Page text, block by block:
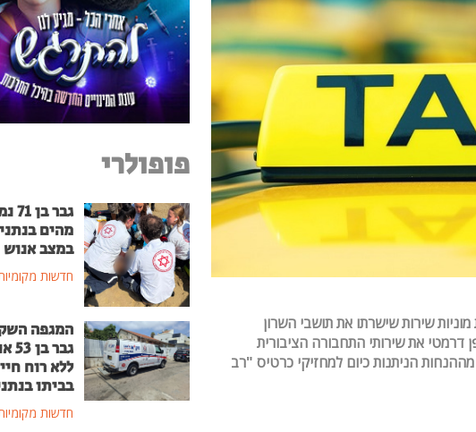
שירות שישרתו את תושבי השרון
את שירותי התחבורה הציבורית
מההנחות הניתנות כיום למחזיקי כרטיס "רב
פופולרי
גבר
מהים
במצב אנוש
חדשות
המגפה
גבר
ללא רוח
בביתו
חדשות